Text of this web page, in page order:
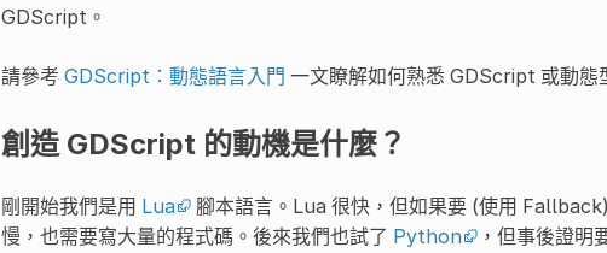
GDScript。
請參考 GDScript：動態語言入門 一文瞭解如何熟悉 GDScript 或動態
創造 GDScript 的動機是什麼？
剛開始我們是用 Lua
腳本語言。Lua 很快，但如果要 (使用
慢，也需要寫大量的程式碼。後來我們也試了 Python ，但事後證明